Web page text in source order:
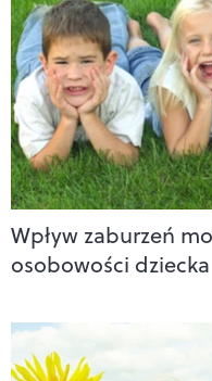
Wpływ zaburzeń
osobowości dziecka